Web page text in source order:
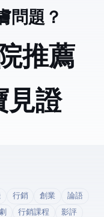
問題？
推薦
見證
行銷 創業
論語
行銷課程
影評